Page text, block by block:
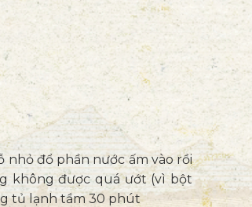
nhỏ đổ phần nước ấm vào rồi
không được quá ướt (vì bột
tủ lạnh tầm 30 phút